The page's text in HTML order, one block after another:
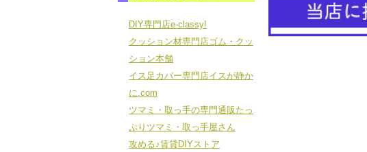
DIY専門店e-classy!
クッション材専門店ゴム・クッ
ション本舗
イス足カバー専門店イスが静か
に.com
ツマミ・取っ手の専門通販たっ
ぷりツマミ・取っ手屋さん
攻める♪賃貸DIYストア